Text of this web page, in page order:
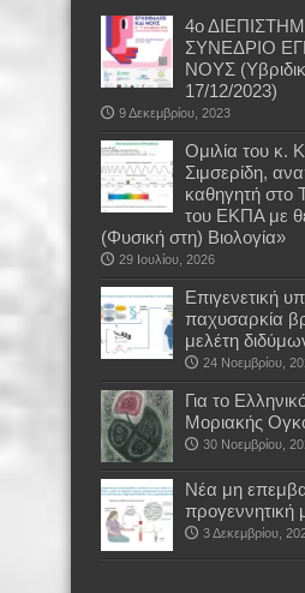
4ο
ΣΥΝΕΔΡΙΟ
ΝΟΥΣ
17/12/2023)
9 Δεκεμβρίου, 2023
Oμιλία του κ.
Σιμσερίδη,
καθηγητή στο
του ΕΚΠΑ με
(Φυσική στη) Βιολογία»
29 Ιουλίου, 2026
Επιγενετική
παχυσαρκία
μελέτη
24 Νοεμβρίου,
Για το
Μοριακής
30 Νοεμβρίου,
Νέα μη
προγεννητική
3 Δεκεμβρίου,